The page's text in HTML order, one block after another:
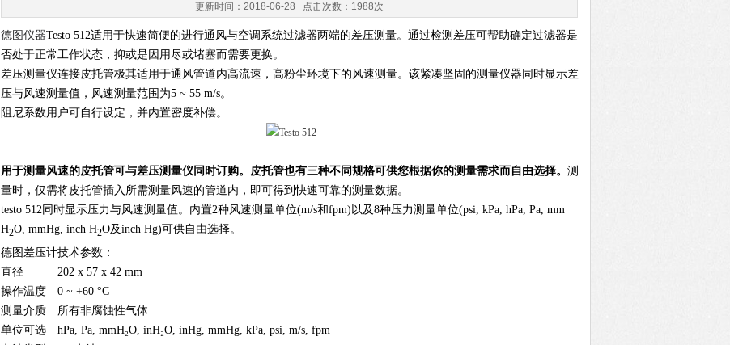
更新时间：2018-06-28 点击次数：1988次
德图仪器Testo 512适用于快速简便的进行通风与空调系统过滤器两端的差压测量。通过检测差压可帮助确定过滤器是
否处于正常工作状态，抑或是因用尽或堵塞而需要更换。
差压测量仪连接皮托管极其适用于通风管道内高流速，高粉尘环境下的风速测量。该紧凑坚固的测量仪器同时显示差
压与风速测量值，风速测量范围为5 ~ 55 m/s。
阻尼系数用户可自行设定，并内置密度补偿。
用于测量风速的皮托管可与差压测量仪同时订购。皮托管也有三种不同规格可供您根据你的测量需求而自由选择。 测
量时，仅需将皮托管插入所需测量风速的管道内，即可得到快速可靠的测量数据。
testo 512同时显示压力与风速测量值。内置2种风速测量单位(m/s和fpm)以及8种压力测量单位(psi, kPa, hPa, Pa, mm
H2O, mmHg, inch H2O及inch Hg)可供自由选择。
德图差压计技术参数：
直径
202 x 57 x 42 mm
操作温度
0 ~ +60 °C
测量介质
所有非腐蚀性气体
单位可选
hPa, Pa, mmH₂O, inH₂O, inHg, mmHg, kPa, psi, m/s, fpm